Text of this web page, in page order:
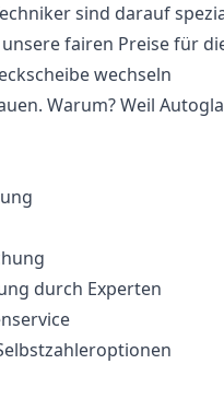
sind darauf
fairen Preise für
Warum? Weil
durch Experten